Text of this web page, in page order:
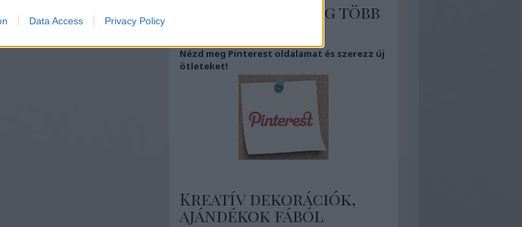
Data Access Privacy Policy Még több kép, még több
Nézd meg Pinterest oldalamat és szerezz új
ötleteket!
Kreatív dekorációk,
ajándékok fából